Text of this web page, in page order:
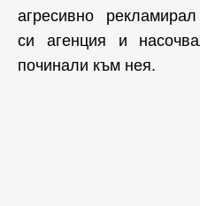
агресивно
си агенция и
починали към нея.